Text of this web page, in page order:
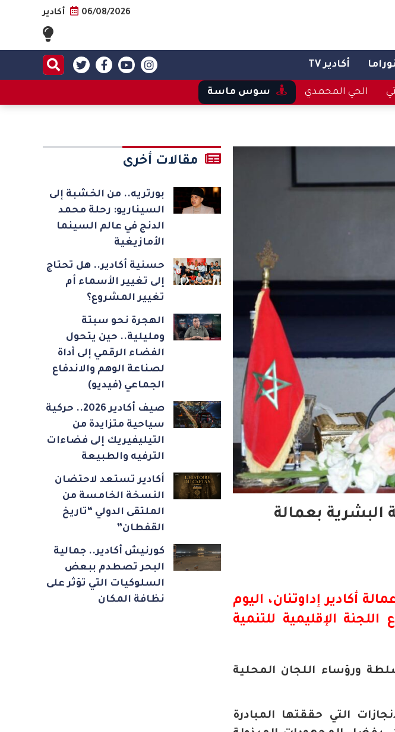
06/08/2026 أكادير
أكادير TV
الحي المحمدي سوس ماسة
البشرية بعمالة
أكادير إداوتنان، اليوم
اللجنة الإقليمية للتنمية
ورؤساء اللجان المحلية
التي حققتها المبادرة
مقالات أخرى
بورتريه.. من الخشبة إلى
السيناريو: رحلة محمد
الدنج في عالم السينما
الأمازيغية
حسنية أكادير.. هل تحتاج
إلى تغيير الأسماء أم
تغيير المشروع؟
الهجرة نحو سبتة
ومليلية.. حين يتحول
الفضاء الرقمي إلى أداة
لصناعة الوهم والاندفاع
الجماعي (فيديو)
صيف أكادير 2026.. حركية
سياحية متزايدة من
التيليفيريك إلى فضاءات
الترفيه والطبيعة
أكادير تستعد لاحتضان
النسخة الخامسة من
الملتقى الدولي “تاريخ
القفطان”
كورنيش أكادير.. جمالية
البحر تصطدم ببعض
السلوكيات التي تؤثر على
نظافة المكان